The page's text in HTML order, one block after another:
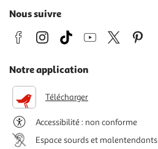
Nous suivre
Notre application
Télécharger
Accessibilité : non conforme
Espace sourds et malentendants